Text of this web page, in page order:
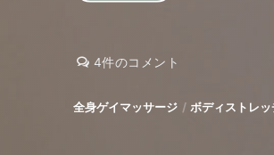
休
中
休
中
4件のコメント
全身ゲイマッサージ ボディストレッ